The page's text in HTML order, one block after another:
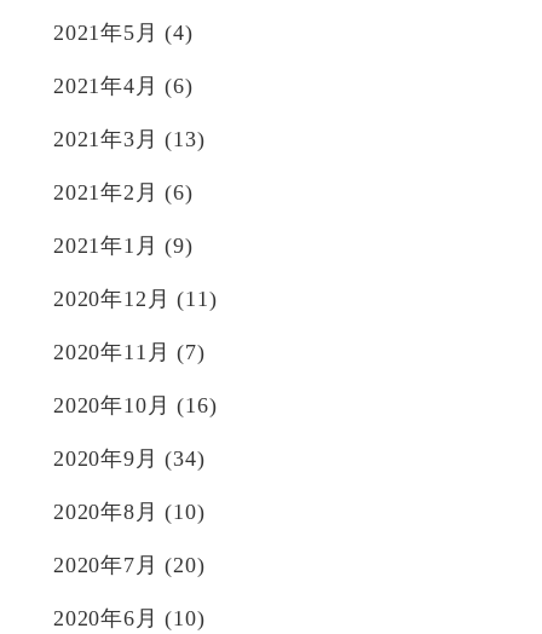
2021年5月 (4)
2021年4月 (6)
2021年3月 (13)
2021年2月 (6)
2021年1月 (9)
2020年12月 (11)
2020年11月 (7)
2020年10月 (16)
2020年9月 (34)
2020年8月 (10)
2020年7月 (20)
2020年6月 (10)